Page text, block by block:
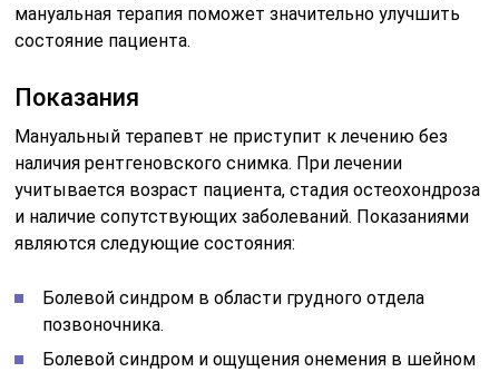
мануальная терапия поможет значительно улучшить
состояние пациента.
Показания
Мануальный терапевт не приступит к лечению без
наличия рентгеновского снимка. При лечении
учитывается возраст пациента, стадия остеохондроза
и наличие сопутствующих заболеваний. Показаниями
являются следующие состояния:
Болевой синдром в области грудного отдела
позвоночника.
Болевой синдром и ощущения онемения в шейном